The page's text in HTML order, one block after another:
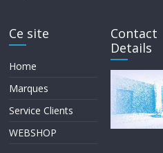
Ce site
Home
Marques
Service Clients
WEBSHOP
Contact
Details